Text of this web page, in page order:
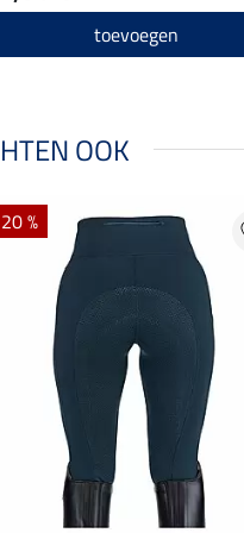
toevoegen
OOK
20 %